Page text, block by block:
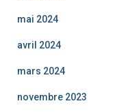
mai 2024
avril 2024
mars 2024
novembre 2023